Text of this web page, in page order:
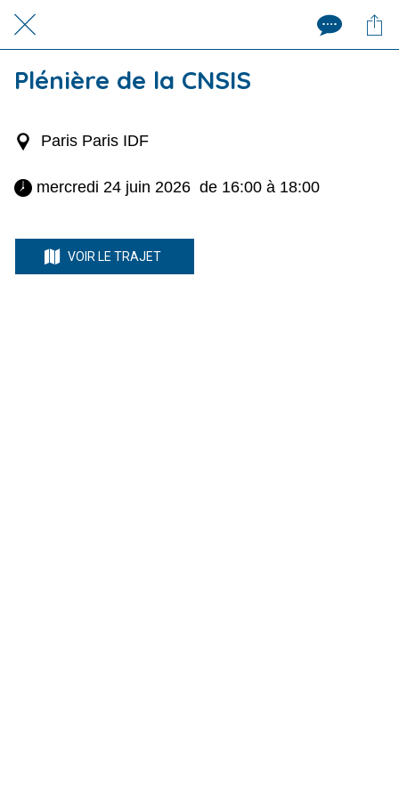
Plénière de la CNSIS
Paris Paris IDF
mercredi 24 juin 2026  de 16:00 à 18:00
VOIR LE TRAJET